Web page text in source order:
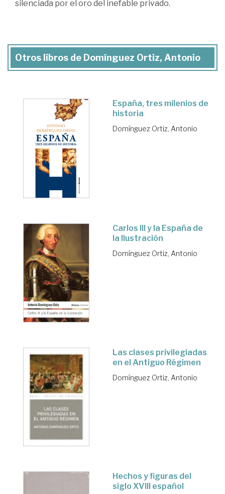
silenciada por el oro del inefable privado.
Otros libros de Domínguez Ortiz, Antonio
España, tres milenios de
historia
Domínguez Ortiz, Antonio
Carlos III y la España de
la Ilustración
Domínguez Ortiz, Antonio
Las clases privilegiadas
en el Antiguo Régimen
Domínguez Ortiz, Antonio
Hechos y figuras del
siglo XVIII español